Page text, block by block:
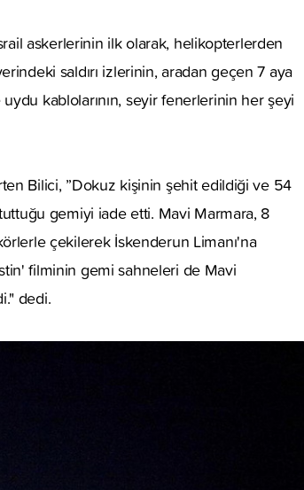
askerlerinin ilk olarak, helikopterlerden
saldırı izlerinin, aradan geçen 7 aya
kablolarının, seyir fenerlerinin her şeyi
Bilici, ”Dokuz kişinin şehit edildiği ve 54
gemiyi iade etti. Mavi Marmara, 8
çekilerek İskenderun Limanı'na
filminin gemi sahneleri de Mavi
dedi.